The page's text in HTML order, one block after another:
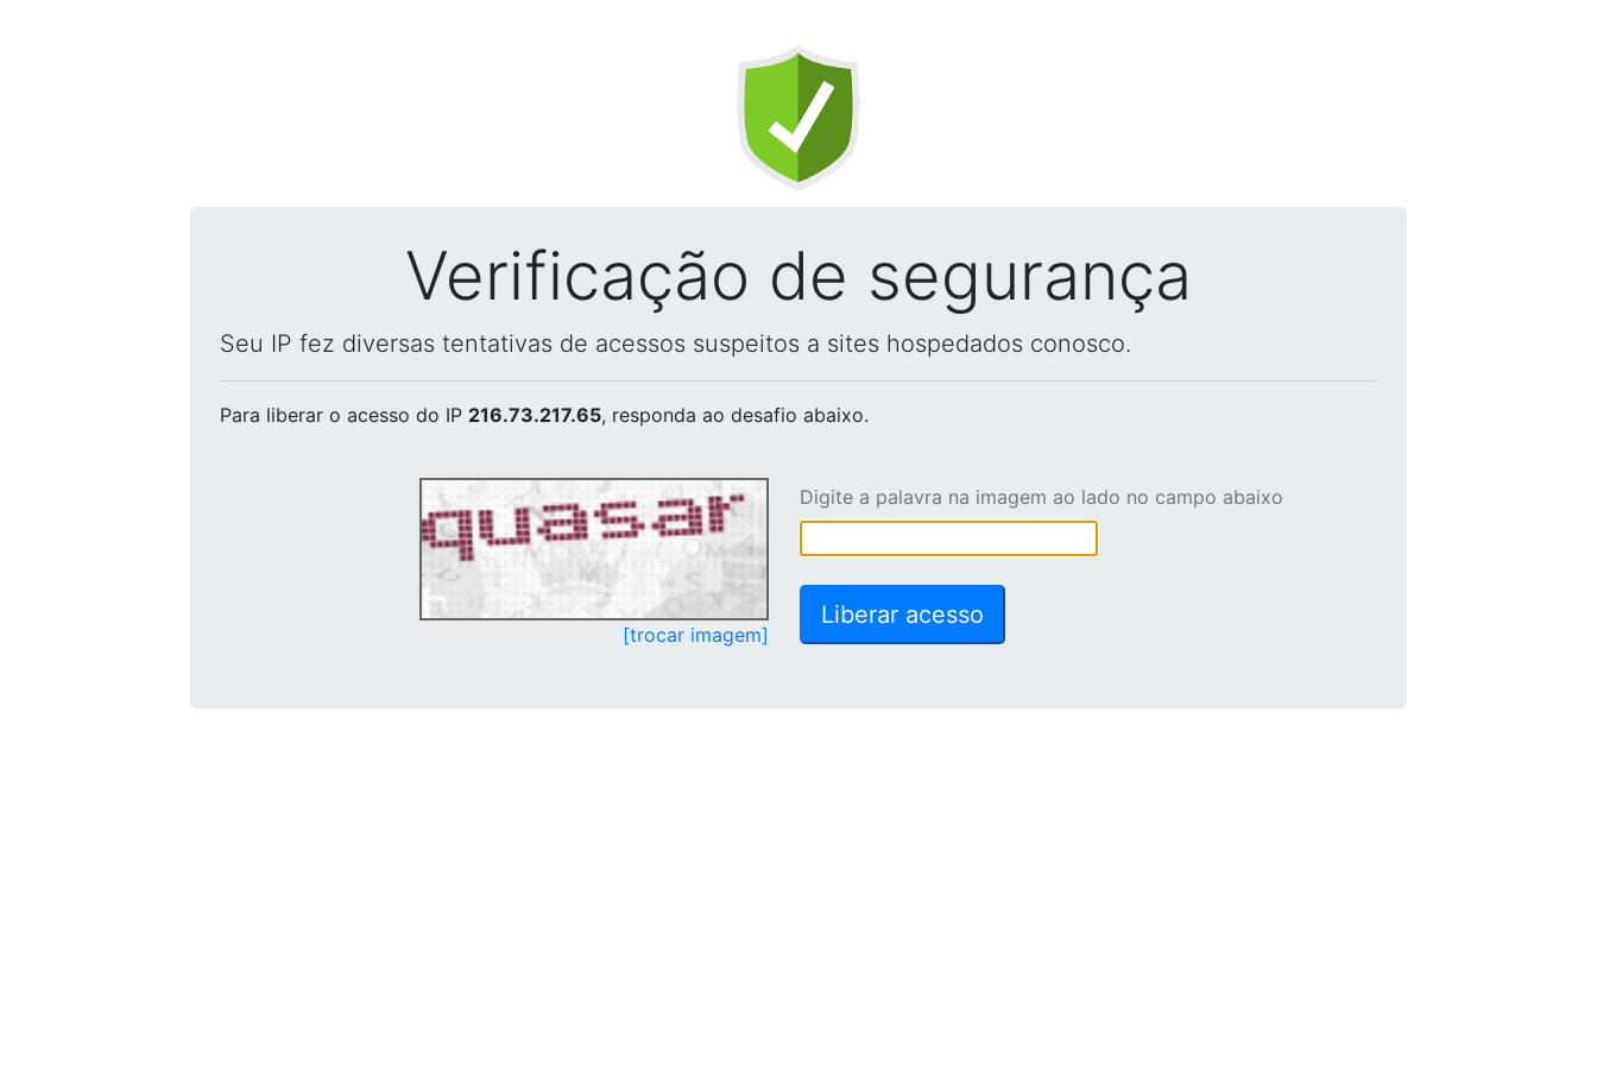
Verificação de segurança
Seu IP fez diversas tentativas de acessos suspeitos a sites hospedados conosco.
Para liberar o acesso do IP 216.73.217.65, responda ao desafio abaixo.
[trocar imagem]
Digite a palavra na imagem ao lado no campo abaixo